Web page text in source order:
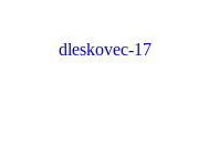
dleskovec-17